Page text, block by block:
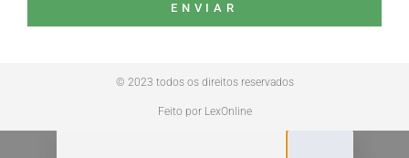
ENVIAR
© 2023 todos os direitos reservados
Feito por LexOnline